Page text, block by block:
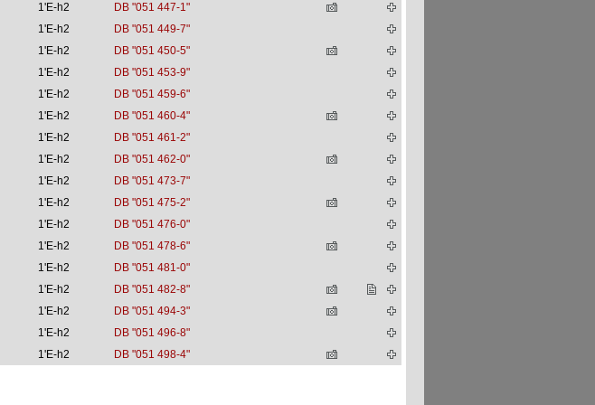
1'E-h2
DB "051 447-1"
1'E-h2
DB "051 449-7"
1'E-h2
DB "051 450-5"
1'E-h2
DB "051 453-9"
1'E-h2
DB "051 459-6"
1'E-h2
DB "051 460-4"
1'E-h2
DB "051 461-2"
1'E-h2
DB "051 462-0"
1'E-h2
DB "051 473-7"
1'E-h2
DB "051 475-2"
1'E-h2
DB "051 476-0"
1'E-h2
DB "051 478-6"
1'E-h2
DB "051 481-0"
1'E-h2
DB "051 482-8"
1'E-h2
DB "051 494-3"
1'E-h2
DB "051 496-8"
1'E-h2 DB "051 498-4"